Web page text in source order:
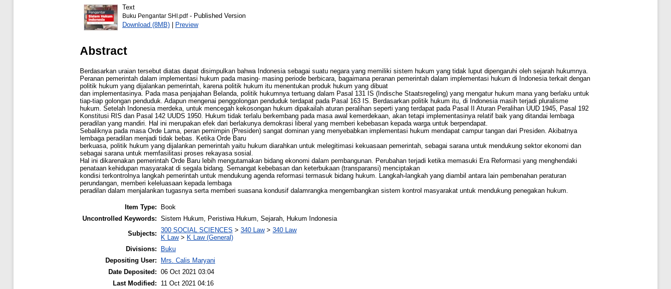
Text
Buku Pengantar SHI.pdf- Published Version
Download (8MB)| Preview
Abstract
Berdasarkan uraian tersebut diatas dapat disimpulkan bahwa Indonesia sebagai suatu negara yang memiliki sistem hukum yang tidak luput dipengaruhi oleh sejarah hukumnya.
Peranan pemerintah dalam implementasi hukum pada masing- masing periode berbicara, bagaimana peranan pemerintah dalam implementasi hukum di Indonesia terkait dengan
politik hukum yang dijalankan pemerintah, karena politik hukum itu menentukan produk hukum yang dibuat
dan implementasinya. Pada masa penjajahan Belanda, politik hukumnya tertuang dalam Pasal 131 IS (Indische Staatsregeling) yang mengatur hukum mana yang berlaku untuk
tiap-tiap golongan penduduk. Adapun mengenai penggolongan penduduk terdapat pada Pasal 163 IS. Berdasarkan politik hukum itu, di Indonesia masih terjadi pluralisme
hukum. Setelah Indonesia merdeka, untuk mencegah kekosongan hukum dipakailah aturan peralihan seperti yang terdapat pada Pasal II Aturan Peralihan UUD 1945, Pasal 192
Konstitusi RIS dan Pasal 142 UUDS 1950. Hukum tidak terlalu berkembang pada masa awal kemerdekaan, akan tetapi implementasinya relatif baik yang ditandai lembaga
peradilan yang mandiri. Hal ini merupakan efek dari berlakunya demokrasi liberal yang memberi kebebasan kepada warga untuk berpendapat.
Sebaliknya pada masa Orde Lama, peran pemimpin (Presiden) sangat dominan yang menyebabkan implementasi hukum mendapat campur tangan dari Presiden. Akibatnya
lembaga peradilan menjadi tidak bebas. Ketika Orde Baru
berkuasa, politik hukum yang dijalankan pemerintah yaitu hukum diarahkan untuk melegitimasi kekuasaan pemerintah, sebagai sarana untuk mendukung sektor ekonomi dan
sebagai sarana untuk memfasilitasi proses rekayasa sosial.
Hal ini dikarenakan pemerintah Orde Baru lebih mengutamakan bidang ekonomi dalam pembangunan. Perubahan terjadi ketika memasuki Era Reformasi yang menghendaki
penataan kehidupan masyarakat di segala bidang. Semangat kebebasan dan keterbukaan (transparansi) menciptakan
kondisi terkontrolnya langkah pemerintah untuk mendukung agenda reformasi termasuk bidang hukum. Langkah-langkah yang diambil antara lain pembenahan peraturan
perundangan, memberi keleluasaan kepada lembaga
peradilan dalam menjalankan tugasnya serta memberi suasana kondusif dalamrangka mengembangkan sistem kontrol masyarakat untuk mendukung penegakan hukum.
Item Type:
Book
Uncontrolled Keywords: Sistem Hukum, Peristiwa Hukum, Sejarah, Hukum Indonesia
Subjects: 300 SOCIAL SCIENCES > 340 Law> 340 Law
K Law> K Law (General)
Divisions:
Buku
Depositing User:
Mrs. Calis Maryani
Date Deposited: 06 Oct 2021 03:04
Last Modified:
11 Oct 2021 04:16